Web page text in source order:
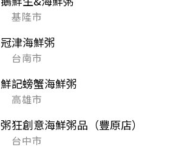
基隆市
冠津海鮮粥
台南市
鮮記螃蟹海鮮粥
高雄市
粥狂創意海鮮粥品（豐原店）
台中市